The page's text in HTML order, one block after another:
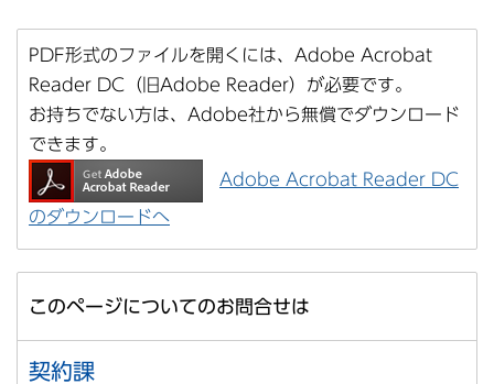
PDF形式のファイルを開くには、Adobe Acrobat
Reader DC（旧Adobe Reader）が必要です。
お持ちでない方は、Adobe社から無償でダウンロード
できます。
Adobe Acrobat Reader DC
のダウンロードへ
このページについてのお問合せは
契約課